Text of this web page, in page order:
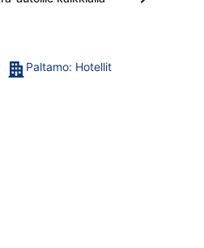
Paltamo: Hotellit